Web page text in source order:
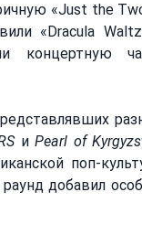
«Just the
«Dracula
концертную
и Pearl of
поп-
добавил